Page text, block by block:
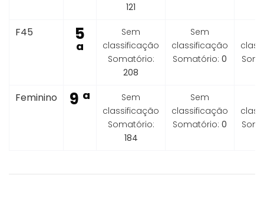
121
F45 5
ª
Sem
classificação
Somatório:
208
Sem
classificação
Somatório: 0
Feminino 9 ª
Sem
classificação
Somatório:
184
Sem
classificação
Somatório: 0